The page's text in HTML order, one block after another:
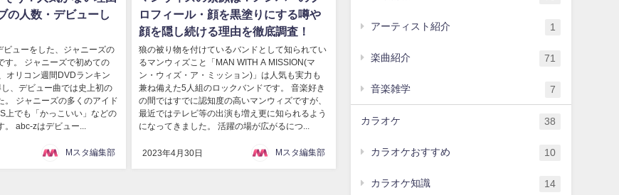
の人数・デビューし
ビューをした、ジャニーズの
す。 ジャニーズで初めての
オリコン週間DVDランキン
、デビュー曲では史上初の
。 ジャニーズの多くのアイド
上でも「かっこいい」などの
。 abc-zはデビュー...
Mスタ編集部
ロフィール・顔を黒塗りにする噂や
顔を隠し続ける理由を徹底調査！
狼の被り物を付けているバンドとして知られてい
るマンウィズこと「MAN WITH A MISSION(マ
ン・ウィズ・ア・ミッション)」は人気も実力も
兼ね備えた5人組のロックバンドです。 音楽好き
の間ではすでに認知度の高いマンウィズですが、
最近ではテレビ等の出演も増え更に知られるよう
になってきました。 活躍の場が広がるにつ...
2023年4月30日 Mスタ編集部
アーティスト紹介 1
楽曲紹介 71
音楽雑学 7
カラオケ 38
カラオケおすすめ 10
カラオケ知識 14